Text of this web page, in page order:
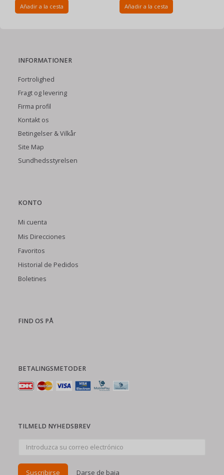
Añadir a la cesta Añadir a la cesta
INFORMATIONER
Fortrolighed
Fragt og levering
Firma profil
Kontakt os
Betingelser & Vilkår
Site Map
Sundhedsstyrelsen
KONTO
Mi cuenta
Mis Direcciones
Favoritos
Historial de Pedidos
Boletines
FIND OS PÅ
BETALINGSMETODER
TILMELD NYHEDSBREV
electrónico
Suscribirse Darse de baja